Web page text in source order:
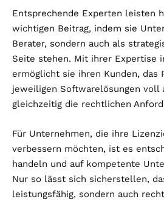
Entsprechende Experten leisten
wichtigen Beitrag, indem sie
Berater, sondern auch als
Seite stehen. Mit ihrer Expertise
ermöglicht sie ihren Kunden, das
jeweiligen Softwarelösungen voll
gleichzeitig die rechtlichen
Für Unternehmen, die ihre
verbessern möchten, ist es
handeln und auf kompetente
Nur so lässt sich sicherstellen,
leistungsfähig, sondern auch